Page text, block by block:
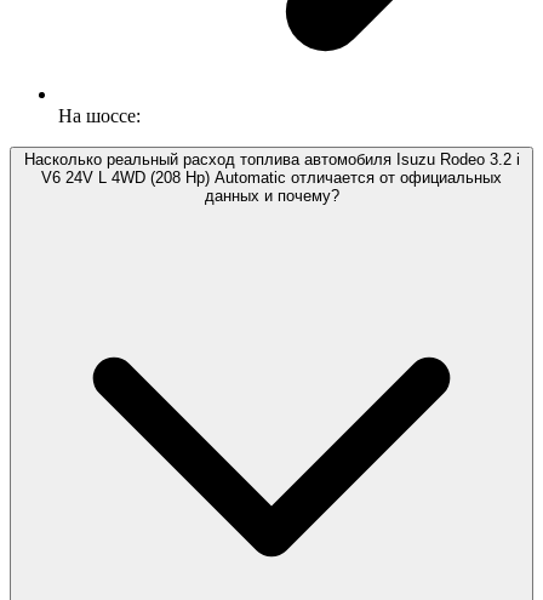
На шоссе:
Насколько реальный расход топлива автомобиля Isuzu Rodeo 3.2 i
V6 24V L 4WD (208 Hp) Automatic отличается от официальных
данных и почему?